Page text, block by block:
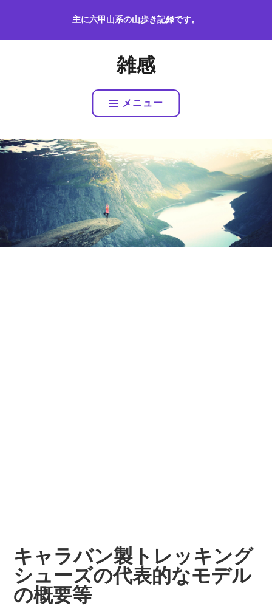
テ
プ
主に六甲山系の山歩き記録です。
雑感
メニュー
キャラバン製トレッキング
シューズの代表的なモデル
の概要等